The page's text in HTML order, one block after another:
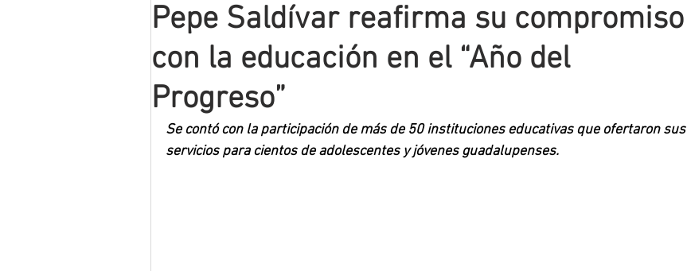
Mineros LNBP
Pepe Saldívar reafirma su compromiso
con la educación en el “Año del
Progreso”
Se contó con la participación de más de 50 instituciones educativas que ofertaron sus
servicios para cientos de adolescentes y jóvenes guadalupenses.